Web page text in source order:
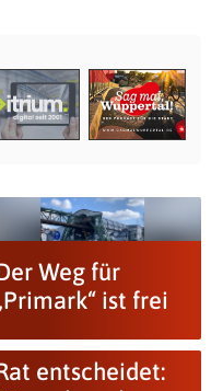
Weg für
ist frei
entscheidet: